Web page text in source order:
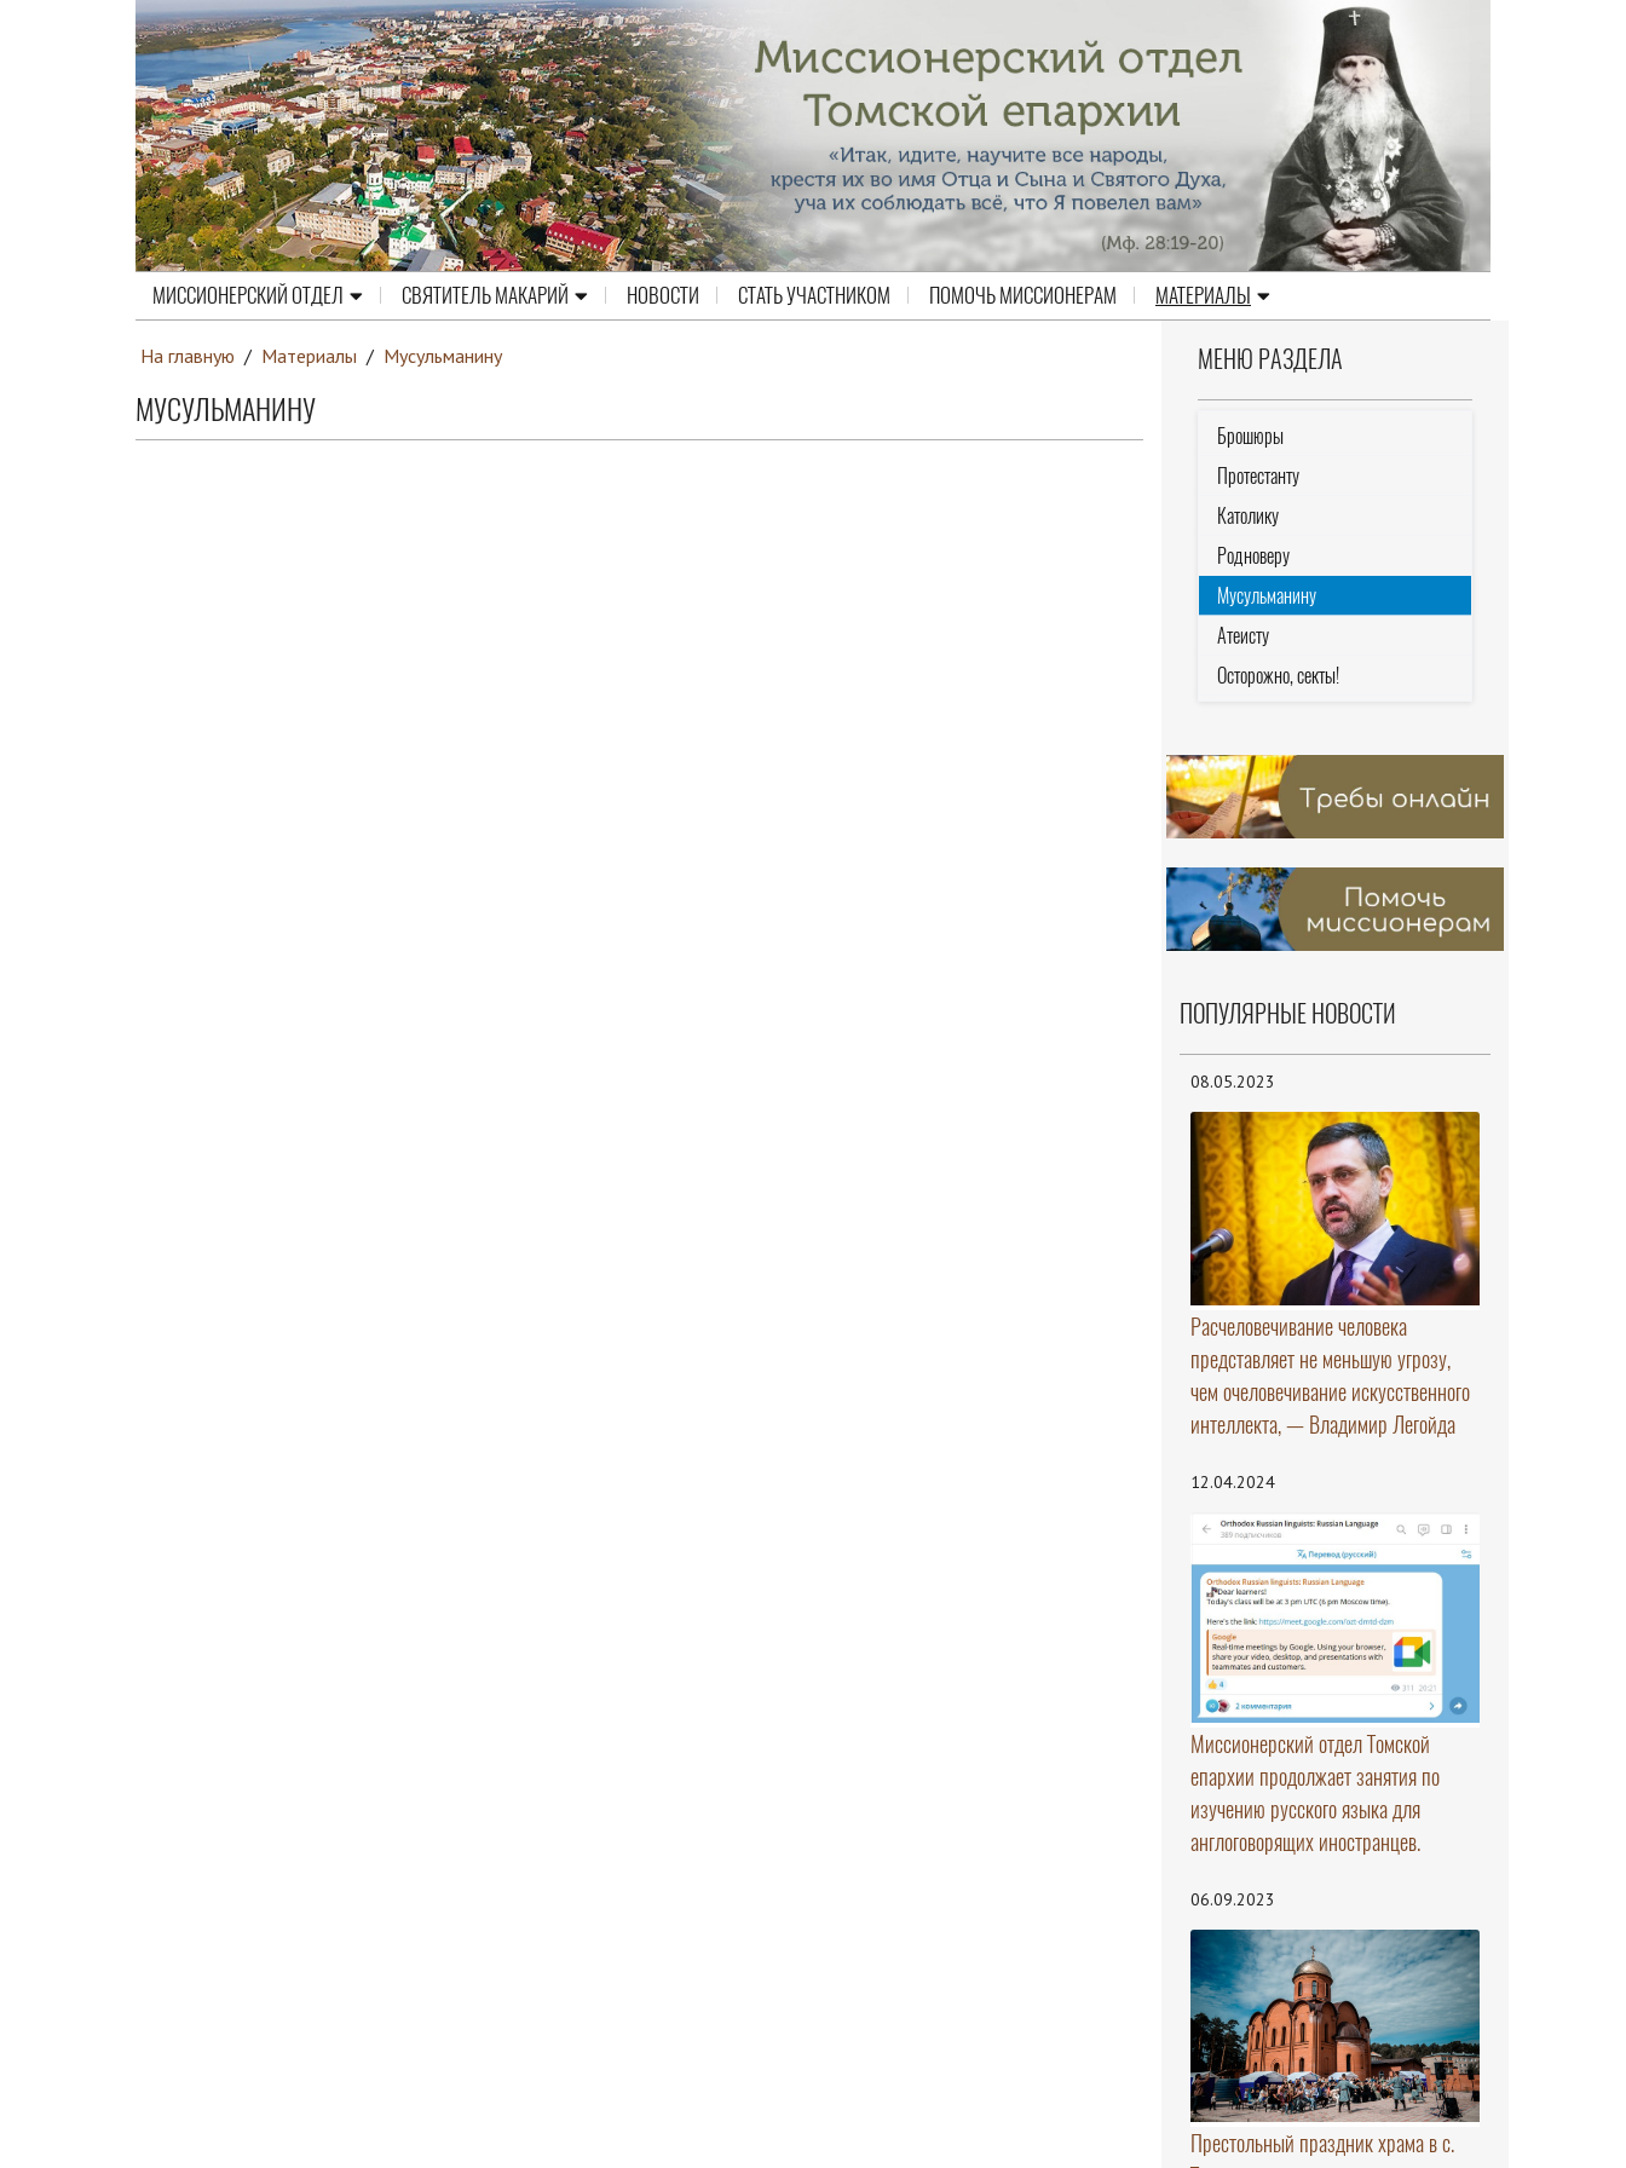
МИССИОНЕРСКИЙ ОТДЕЛ СВЯТИТЕЛЬ МАКАРИЙ НОВОСТИ СТАТЬ УЧАСТНИКОМ ПОМОЧЬ МИССИОНЕРАМ МАТЕРИАЛЫ
На главную / Материалы / Мусульманину
МУСУЛЬМАНИНУ
МЕНЮ РАЗДЕЛА
Брошюры
Протестанту
Католику
Родноверу
Мусульманину
Атеисту
Осторожно, секты!
ПОПУЛЯРНЫЕ НОВОСТИ
08.05.2023
Расчеловечивание человека
представляет не меньшую угрозу,
чем очеловечивание искусственного
интеллекта, — Владимир Легойда
12.04.2024
Миссионерский отдел Томской
епархии продолжает занятия по
изучению русского языка для
англоговорящих иностранцев.
06.09.2023
Престольный праздник храма в с.